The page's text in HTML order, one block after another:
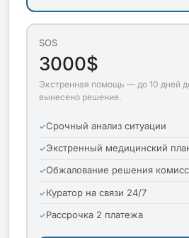
SOS
3000$
Экстренная помощь — до 10 дней
вынесено решение.
Срочный анализ ситуации
Экстренный медицинский
Обжалование решения
Куратор на связи 24/7
Рассрочка 2 платежа